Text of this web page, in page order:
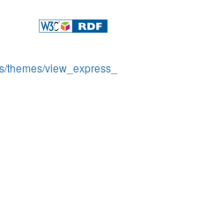
view_express_